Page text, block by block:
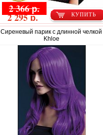
КУПИТЬ
2 366 р.
2 295 р.
Сиреневый парик с длинной челкой
Khloe